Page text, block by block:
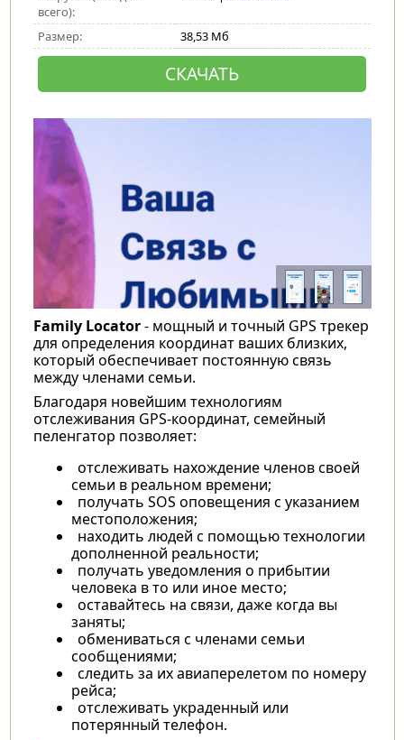
всего):
Размер: 38,53 Мб
СКАЧАТЬ
Family Locator- мощный и точный GPS трекер
для определения координат ваших близких,
который обеспечивает постоянную связь
между членами семьи.
Благодаря новейшим технологиям
отслеживания GPS-координат, семейный
пеленгатор позволяет:
отслеживать нахождение членов своей
семьи в реальном времени;
получать SOS оповещения с указанием
местоположения;
находить людей с помощью технологии
дополненной реальности;
получать уведомления о прибытии
человека в то или иное место;
оставайтесь на связи, даже когда вы
заняты;
обмениваться с членами семьи
сообщениями;
следить за их авиаперелетом по номеру
рейса;
отслеживать украденный или
потерянный телефон.